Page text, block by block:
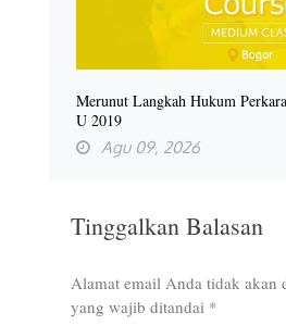
Merunut Langkah Hukum
U 2019
Agu 09, 2026
Tinggalkan Balasan
Alamat email Anda tidak akan
yang wajib ditandai *